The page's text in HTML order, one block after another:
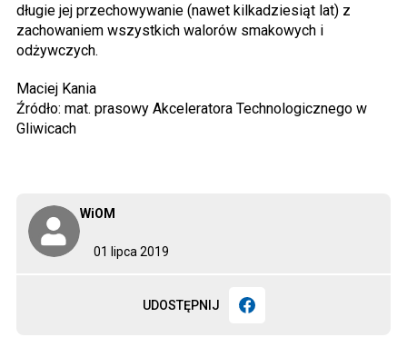
01 lipca 2019
WiOM
UDOSTĘPNIJ
długie jej przechowywanie (nawet kilkadziesiąt lat) z
zachowaniem wszystkich walorów smakowych i
odżywczych.
Maciej Kania
Źródło: mat. prasowy Akceleratora Technologicznego w
Gliwicach